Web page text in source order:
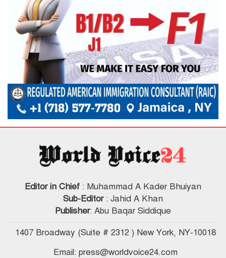
Editor in Chief : Muhammad A Kader Bhuiyan
Sub-Editor: Jahid A Khan
Publisher: Abu Baqar Siddique
1407 Broadway (Suite # 2312 ) New York, NY-10018
Email: press@worldvoice24.com